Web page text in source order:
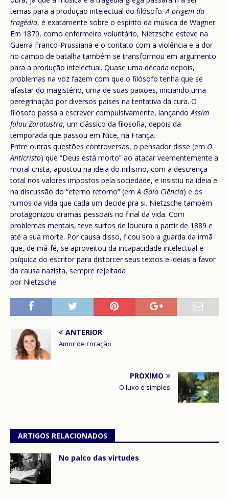
temas para a produção intelectual do filósofo. A origem da
tragédia, é exatamente sobre o espírito da música de Wagner.
Em 1870, como enfermeiro voluntário, Nietzsche esteve na
Guerra Franco-Prussiana e o contato com a violência e a dor
no campo de batalha também se transformou em argumento
para a produção intelectual. Quase uma década depois,
problemas na voz fazem com que o filósofo tenha que se
afastar do magistério, uma de suas paixões, iniciando uma
peregrinação por diversos países na tentativa da cura. O
filósofo passa a escrever compulsivamente, lançando Assim
falou Zaratustra, um clássico da filosofia, depois da
temporada que passou em Nice, na França.
Entre outras questões controversas, o pensador disse (em O
Anticristo) que “Deus está morto” ao atacar veementemente a
moral cristã, apostou na ideia do niilismo, com a descrença
total nos valores impostos pela sociedade, e insistiu na ideia e
na discussão do “eterno retorno” (em A Gaia Ciência) e os
rumos da vida que cada um decide pra si. Nietzsche também
protagonizou dramas pessoais no final da vida. Com
problemas mentais, teve surtos de loucura a partir de 1889 e
até a sua morte. Por causa disso, ficou sob a guarda da irmã
que, de má-fé, se aproveitou da incapacidade intelectual e
psíquica do escritor para distorcer seus textos e ideias a favor
da causa nazista, sempre rejeitada
por Nietzsche.
ANTERIOR
Amor de coração
PRÓXIMO
O luxo é simples
ARTIGOS RELACIONADOS
No palco das virtudes